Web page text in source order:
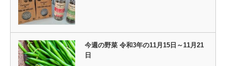
今週の野菜 令和3年の11月15日～11月21
日